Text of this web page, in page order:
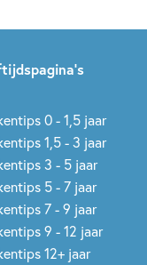
0 - 1,5 jaar
1,5 - 3 jaar
3 - 5 jaar
5 - 7 jaar
7 - 9 jaar
9 - 12 jaar
12+ jaar